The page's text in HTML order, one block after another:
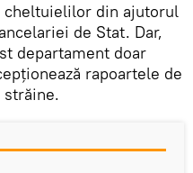
cheltuielilor din ajutorul
de Stat. Dar,
departament doar
rapoartele de